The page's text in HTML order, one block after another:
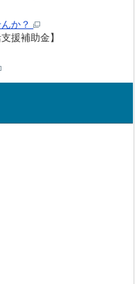
んか？
援補助金】